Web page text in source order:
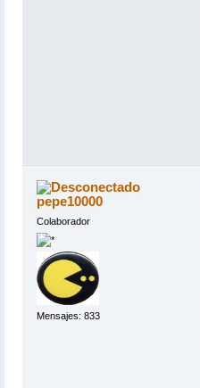
pepe10000
Colaborador
Mensajes: 833